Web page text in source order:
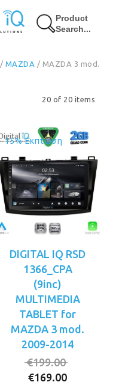
Product
Search...
/ MAZDA / MAZDA 3 mod.
20 of 20 items
15% Έκπτωση
DIGITAL IQ RSD
1366_CPA
(9inc)
MULTIMEDIA
TABLET for
MAZDA 3 mod.
2009-2014
€199.00
€169.00